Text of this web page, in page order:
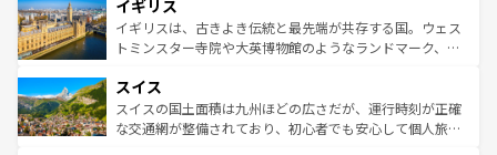
らに、パリ以外の地域にも魅力が溢れており、どの街角に
も豊かな歴史と文化が息づいている。パリ以外の個性あふ
を参照してほしい。
顔を持つこの国は、どこを歩いても飽きることがない。ベ
ルリンの文化的活気、バイエルン州のアルプスの絶景、そ
してライン川沿いのワイン畑といった風景は必見。ビール
は、お酒好きな人にはぜひ体験してほしい。 なお、新着の
ドイツ情報はコンテンツ一覧を参照してほしい。
イギリス
イギリスは、古きよき伝統と最先端が共存する国。ウェス
トミンスター寺院や大英博物館のようなランドマーク、歴
リアごとに異なる魅力がある。また、優雅なアフタヌーン
ティー、ビール好きにはたまらない英国パブ、サッカー観
戦など、本場だからこそできる体験も豊富。イギリスを旅
スイス
スイスの国土面積は九州ほどの広さだが、運行時刻が正確
な交通網が整備されており、初心者でも安心して個人旅行